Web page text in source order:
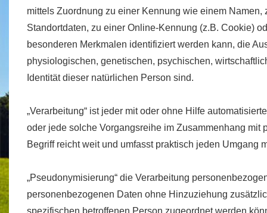
mittels Zuordnung zu einer Kennung wie einem Namen,
Standortdaten, zu einer Online-Kennung (z.B. Cookie)
besonderen Merkmalen identifiziert werden kann, die
physiologischen, genetischen, psychischen,
Identität dieser natürlichen Person sind.
„Verarbeitung“ ist jeder mit oder ohne Hilfe
oder jede solche Vorgangsreihe im Zusammenhang mit
Begriff reicht weit und umfasst praktisch jeden Umgang
„Pseudonymisierung“ die Verarbeitung
personenbezogenen Daten ohne Hinzuziehung
spezifischen betroffenen Person zugeordnet werden